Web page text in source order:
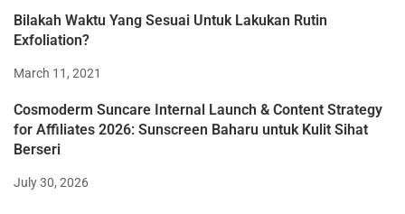
Bilakah Waktu Yang Sesuai Untuk Lakukan Rutin
Exfoliation?
March 11, 2021
Cosmoderm Suncare Internal Launch & Content Strategy
for Affiliates 2026: Sunscreen Baharu untuk Kulit Sihat
Berseri
July 30, 2026